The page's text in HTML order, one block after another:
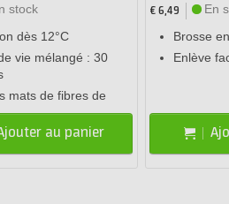
stock
dès 12°C
vie mélangé : 30
mats de fibres de
au panier
€ 6,49
En
Brosse
Enlève